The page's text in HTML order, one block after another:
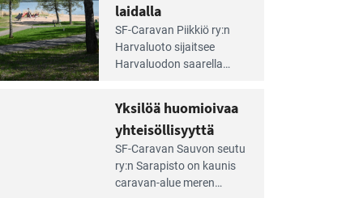
laidalla
SF-Caravan Piikkiö ry:n
Harvaluoto sijait­see
Harvaluodon saarella
käyttöön­sä osan kunnan
viiden hehtaarin
virkistysalueesta.
Yksilöä huomioivaa
yhteisöllisyyttä
SF-Caravan Sauvon seutu
ry:n Sarapisto on kaunis
caravan-alue meren